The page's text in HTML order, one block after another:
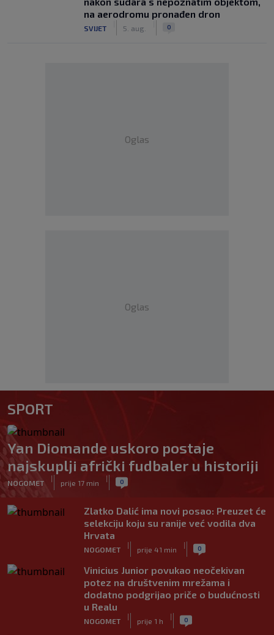
na aerodromu pronađen dron
SVIJET 5. aug. 0
Oglas
Oglas
SPORT
Yan Diomande uskoro postaje
najskuplji afrički fudbaler u historiji
NOGOMET
|
prije 17 min
| 0
Zlatko Dalić ima novi posao: Preuzet će
selekciju koju su ranije već vodila dva
Hrvata
NOGOMET
|
prije 41 min
| 0
Vinicius Junior povukao neočekivan
potez na društvenim mrežama i
dodatno podgrijao priče o budućnosti
u Realu
NOGOMET
|
prije 1 h
| 0